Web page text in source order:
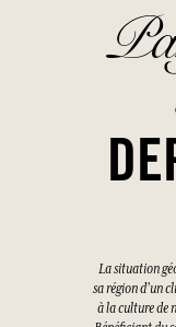
La situation
sa région d'un
à la culture de